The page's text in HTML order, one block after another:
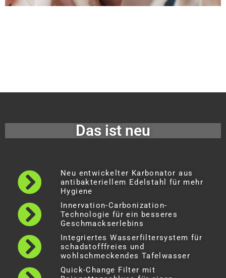
Das ist neu
Neu entwickelter Karbonator aus
antibakteriellem Edelstahl für mehr
Hygiene
Innervation-Carbonization-
Technologie für ein besseres
Geschmackserlebins
Integriertes Wasserfiltersystem für
schadstofffreies und
wohlschmeckendes Tafelwasser
Quick-Change Filter mit